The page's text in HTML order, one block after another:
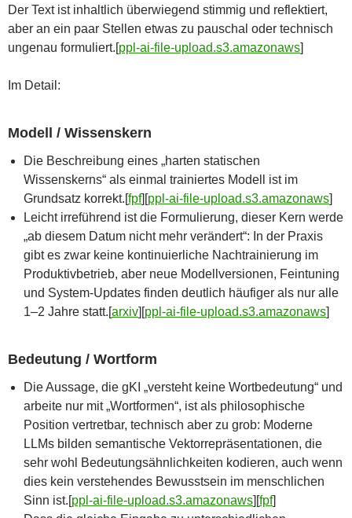
Der Text ist inhaltlich überwiegend stimmig und reflektiert,
aber an ein paar Stellen etwas zu pauschal oder technisch
ungenau formuliert.[ppl-ai-file-upload.s3.amazonaws]​
Im Detail:
Modell / Wissenskern
Die Beschreibung eines „harten statischen
Wissenskerns“ als einmal trainiertes Modell ist im
Grundsatz korrekt.[fpf]​[ppl-ai-file-upload.s3.amazonaws]​
Leicht irreführend ist die Formulierung, dieser Kern werde
„ab diesem Datum nicht mehr verändert“: In der Praxis
gibt es zwar keine kontinuierliche Nachtrainierung im
Produktivbetrieb, aber neue Modellversionen, Feintuning
und System-Updates finden deutlich häufiger als nur alle
1–2 Jahre statt.[arxiv]​[ppl-ai-file-upload.s3.amazonaws]​
Bedeutung / Wortform
Die Aussage, die gKI „versteht keine Wortbedeutung“ und
arbeite nur mit „Wortformen“, ist als philosophische
Position vertretbar, technisch aber zu grob: Moderne
LLMs bilden semantische Vektorrepräsentationen, die
sehr wohl Bedeutungsähnlichkeiten kodieren, auch wenn
dies kein verstehendes Bewusstsein im menschlichen
Sinn ist.[ppl-ai-file-upload.s3.amazonaws]​[fpf]​